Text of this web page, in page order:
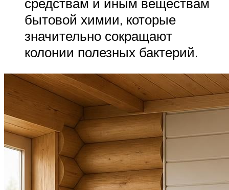
бытовой химии, которые
значительно сокращают
колонии полезных бактерий.